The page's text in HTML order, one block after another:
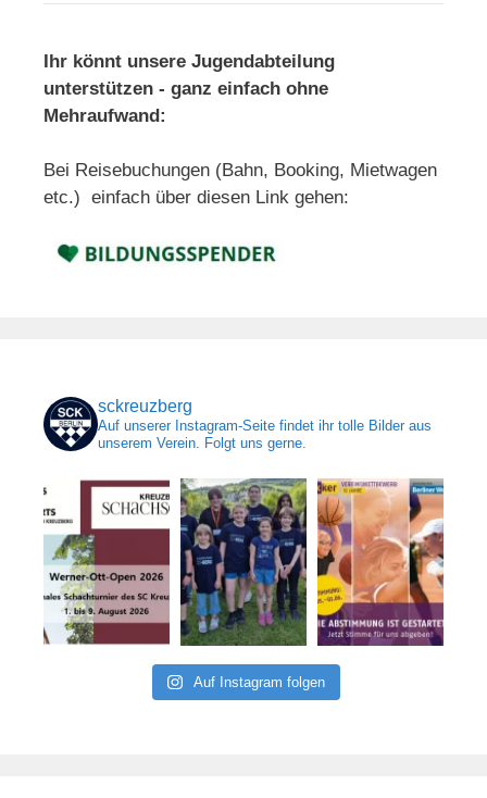
Ihr könnt unsere Jugendabteilung
unterstützen - ganz einfach ohne
Mehraufwand:
Bei Reisebuchungen (Bahn, Booking, Mietwagen
etc.) einfach über diesen Link gehen:
sckreuzberg
Auf unserer Instagram-Seite findet ihr tolle Bilder aus
unserem Verein. Folgt uns gerne.
Auf Instagram folgen